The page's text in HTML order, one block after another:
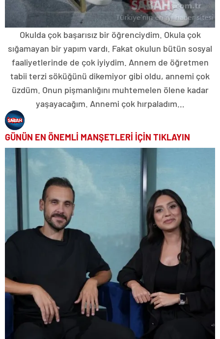
Okulda çok başarısız bir öğrenciydim. Okula çok
sığamayan bir yapım vardı. Fakat okulun bütün sosyal
faaliyetlerinde de çok iyiydim. Annem de öğretmen
tabii terzi söküğünü dikemiyor gibi oldu, annemi çok
üzdüm. Onun pişmanlığını muhtemelen ölene kadar
yaşayacağım. Annemi çok hırpaladım…
GÜNÜN EN ÖNEMLİ MANŞETLERİ İÇİN TIKLAYIN